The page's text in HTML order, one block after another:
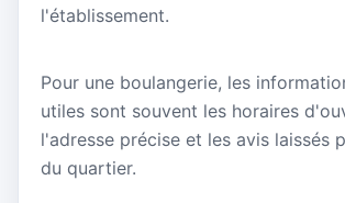
l'établissement.
Pour une boulangerie, les
utiles sont souvent les horaires
l'adresse précise et les avis laissés
du quartier.